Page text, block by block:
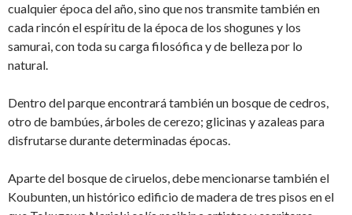
cualquier época del año, sino que nos transmite también en
cada rincón el espíritu de la época de los shogunes y los
samurai, con toda su carga filosófica y de belleza por lo
natural.
Dentro del parque encontrará también un bosque de cedros,
otro de bambúes, árboles de cerezo; glicinas y azaleas para
disfrutarse durante determinadas épocas.
Aparte del bosque de ciruelos, debe mencionarse también el
Koubunten, un histórico edificio de madera de tres pisos en el